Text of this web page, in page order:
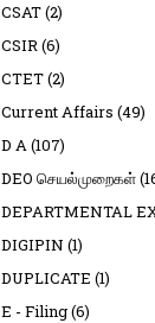
CSAT(2)
CSIR(6)
CTET(2)
Current Affairs (49)
D A(107)
DEO செயல்முறைகள்
DEPARTMENTAL
DIGIPIN (1)
DUPLICATE (1)
E - Filing(6)